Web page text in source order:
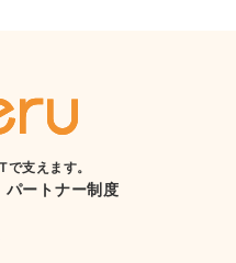
支えます。
パートナー制度